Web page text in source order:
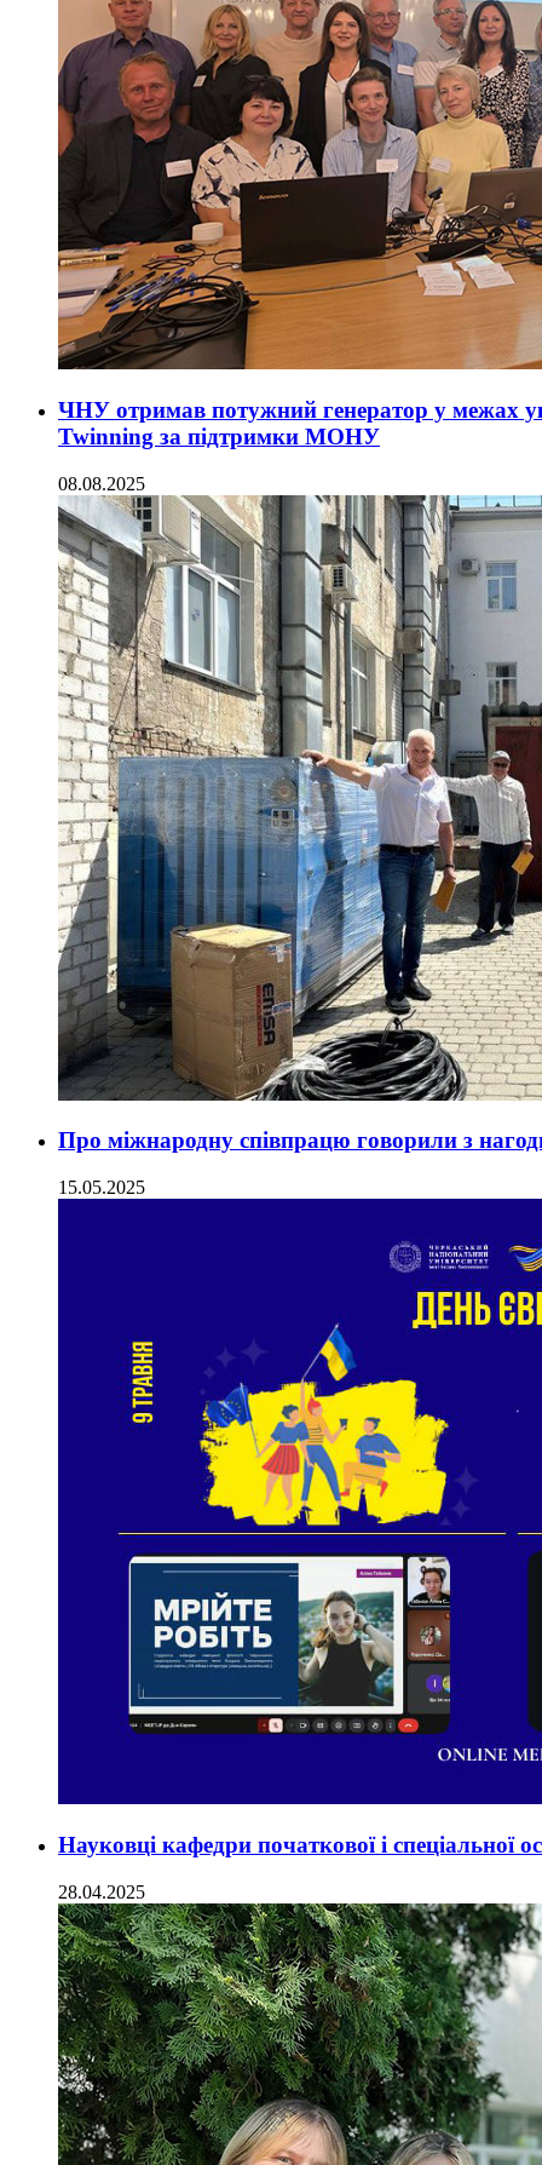
ЧНУ отримав потужний генератор у межах
Twinning за підтримки МОНУ
08.08.2025
Про міжнародну співпрацю говорили з
15.05.2025
Науковці кафедри початкової і
28.04.2025